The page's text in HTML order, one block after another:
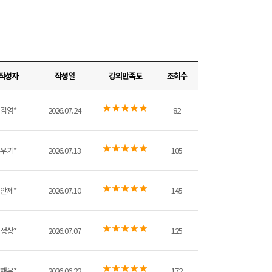
성자 작성일 강의만족도 조회수
김영* 2026.07.24 82
우기* 2026.07.13 105
안제* 2026.07.10 145
정상* 2026.07.07 125